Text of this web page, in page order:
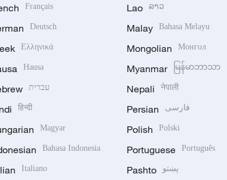
Français
Deutsch
Ελληνικά
Hausa
עברית
हिन्दी
Magyar
Bahasa Indonesia
Italiano
Lao ລາວ
Malay Bahasa Melayu
Mongolian Монгол
Myanmar မြန်မာဘာသာ
Nepali नेपाली
Persian فارسی
Polish Polski
Portuguese Português
Pashto پښتو